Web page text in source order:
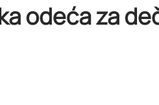
odeća za